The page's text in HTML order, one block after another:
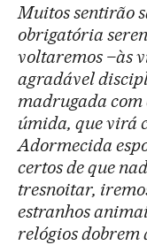
Muitos sentirão
obrigatória
voltaremos –às
agradável
madrugada com
úmida, que virá
Adormecida
certos de que
tresnoitar,
estranhos
relógios dobrem